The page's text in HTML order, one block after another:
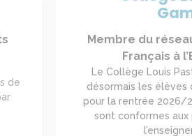
de
Membre du
Français à
Le Collège Louis
désormais les élèves
pour la rentrée 2026/
sont conformes aux